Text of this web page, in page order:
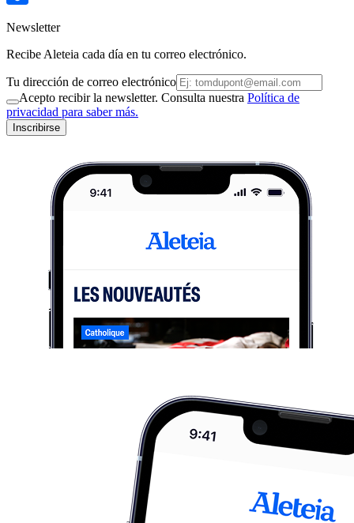
Newsletter
Recibe Aleteia cada día en tu correo electrónico.
Tu dirección de correo electrónico
Acepto recibir la newsletter. Consulta nuestra Política de
privacidad para saber más.
Inscribirse